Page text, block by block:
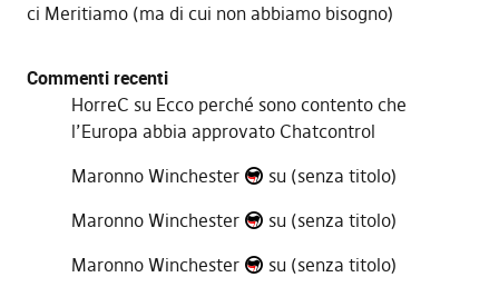
ci Meritiamo (ma di cui non abbiamo bisogno)
Commenti recenti
HorreC su Ecco perché sono contento che
l’Europa abbia approvato Chatcontrol
Maronno Winchester
su (senza titolo)
Maronno Winchester
su (senza titolo)
Maronno Winchester
su (senza titolo)